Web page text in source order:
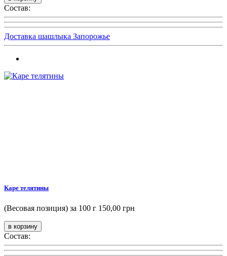
Состав:
Доставка шашлыка Запорожье
Каре телятины
(Весовая позиция) за 100 г 150,00 грн
Состав: